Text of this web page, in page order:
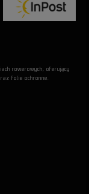
rowerowych, oferujący
folie ochronne.